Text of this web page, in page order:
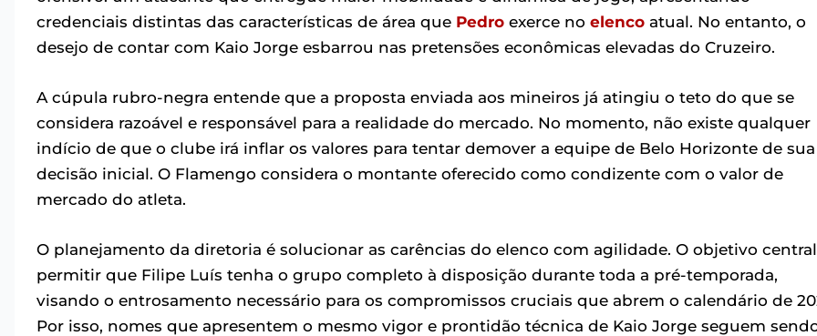
credenciais distintas das características de área que Pedro exerce no elenco atual. No entanto, o
desejo de contar com Kaio Jorge esbarrou nas pretensões econômicas elevadas do Cruzeiro.
A cúpula rubro-negra entende que a proposta enviada aos mineiros já atingiu o teto do que se
considera razoável e responsável para a realidade do mercado. No momento, não existe qualquer
indício de que o clube irá inflar os valores para tentar demover a equipe de Belo Horizonte de sua
decisão inicial. O Flamengo considera o montante oferecido como condizente com o valor de
mercado do atleta.
O planejamento da diretoria é solucionar as carências do elenco com agilidade. O objetivo
permitir que Filipe Luís tenha o grupo completo à disposição durante toda a pré-temporada,
visando o entrosamento necessário para os compromissos cruciais que abrem o calendário de
Por isso, nomes que apresentem o mesmo vigor e prontidão técnica de Kaio Jorge seguem